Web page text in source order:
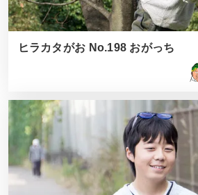
ヒラカタがお No.198 おがっち